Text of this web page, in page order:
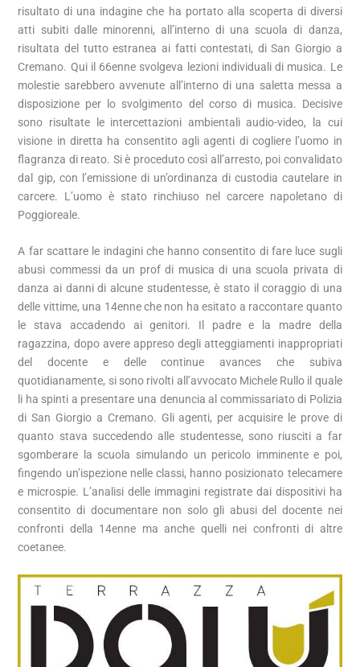
risultato di una indagine che ha portato alla scoperta di diversi
atti subiti dalle minorenni, all’interno di una scuola di danza,
risultata del tutto estranea ai fatti contestati, di San Giorgio a
Cremano. Qui il 66enne svolgeva lezioni individuali di musica. Le
molestie sarebbero avvenute all’interno di una saletta messa a
disposizione per lo svolgimento del corso di musica. Decisive
sono risultate le intercettazioni ambientali audio-video, la cui
visione in diretta ha consentito agli agenti di cogliere l’uomo in
flagranza di reato. Si è proceduto così all’arresto, poi convalidato
dal gip, con l’emissione di un’ordinanza di custodia cautelare in
carcere. L’uomo è stato rinchiuso nel carcere napoletano di
Poggioreale.
A far scattare le indagini che hanno consentito di fare luce sugli
abusi commessi da un prof di musica di una scuola privata di
danza ai danni di alcune studentesse, è stato il coraggio di una
delle vittime, una 14enne che non ha esitato a raccontare quanto
le stava accadendo ai genitori. Il padre e la madre della
ragazzina, dopo avere appreso degli atteggiamenti inappropriati
del docente e delle continue avances che subiva
quotidianamente, si sono rivolti all’avvocato Michele Rullo il quale
li ha spinti a presentare una denuncia al commissariato di Polizia
di San Giorgio a Cremano. Gli agenti, per acquisire le prove di
quanto stava succedendo alle studentesse, sono riusciti a far
sgomberare la scuola simulando un pericolo imminente e poi,
fingendo un’ispezione nelle classi, hanno posizionato telecamere
e microspie. L’analisi delle immagini registrate dai dispositivi ha
consentito di documentare non solo gli abusi del docente nei
confronti della 14enne ma anche quelli nei confronti di altre
coetanee.